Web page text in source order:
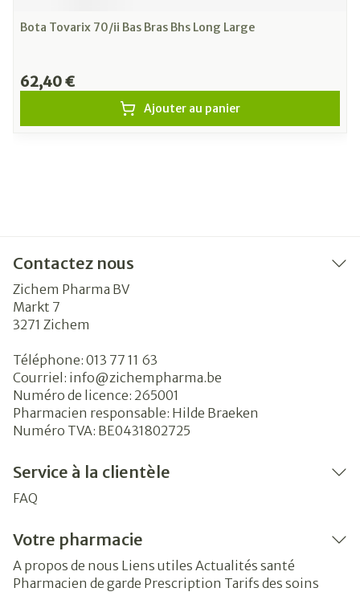
Bota Tovarix 70/ii Bas Bras Bhs Long Large
62,40 €
Ajouter au panier
Contactez nous
Zichem Pharma BV
Markt 7
3271 Zichem
Téléphone: 013 77 11 63
Courriel: info@zichempharma.be
Numéro de licence: 265001
Pharmacien responsable: Hilde Braeken
Numéro TVA: BE0431802725
Service à la clientèle
FAQ
Votre pharmacie
A propos de nous Liens utiles Actualités santé
Pharmacien de garde Prescription Tarifs des soins